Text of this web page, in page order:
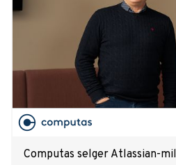
Computas selger Atlassian-